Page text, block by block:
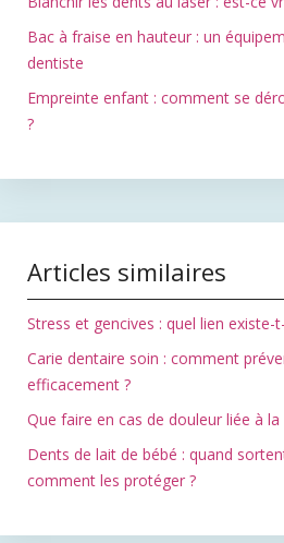
Bac à fraise en hauteur : un
dentiste
Empreinte enfant : comment se
?
Articles similaires
Stress et gencives : quel lien existe-
Carie dentaire soin : comment
efficacement ?
Que faire en cas de douleur liée à
Dents de lait de bébé : quand
comment les protéger ?